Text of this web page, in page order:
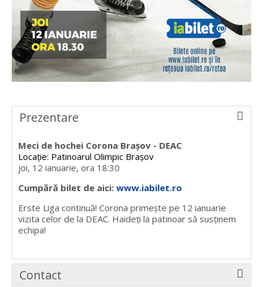
Prezentare
Meci de hochei Corona Brașov - DEAC
Locație: Patinoarul Olimpic Brașov
joi, 12 ianuarie, ora 18:30
Cumpără bilet de aici: www.iabilet.ro
Erste Liga continuă! Corona primește pe 12 ianuarie
vizita celor de la DEAC. Haideți la patinoar să susținem
echipa!
Contact